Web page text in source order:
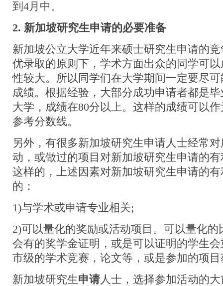
到4月中。
2. 新加坡研究生申请的必要准备
新加坡公立大学近年来硕士研究生申请的
优录取的原则下，学术方面出众的同学可
性较大。所以同学们在大学期间一定要尽
成绩。根据经验，大部分成功申请者都是
大学，成绩在80分以上。这样的成绩可以
参考分数线。
另外，有很多新加坡研究生申请人士经常
动，或做过的项目对新加坡研究生申请的
这样的，上述因素对新加坡研究生申请的
的：
1)与学术或申请专业相关;
2)可以量化的奖励或活动项目。可以量化
会有的奖学金证明，或是可以证明的学生
市级的学术竞赛，论文等，或是参加的项
新加坡研究生申请人士，选择参加活动的